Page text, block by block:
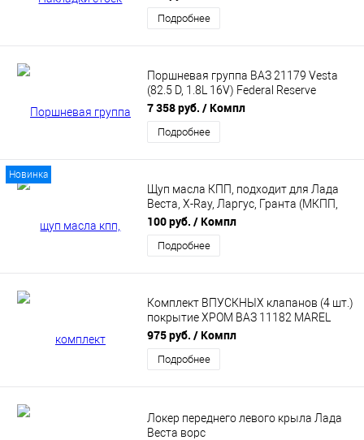
Подробнее
Поршневая группа ВАЗ 21179 Vesta
(82.5 D, 1.8L 16V) Federal Reserve
(2117710040158711)
7 358 руб. / Компл
Подробнее
Новинка
Щуп масла КПП, подходит для Лада
Веста, X-Ray, Ларгус, Гранта (МКПП,
АМТ ВАЗ) 8450038501
100 руб. / Компл
Подробнее
Комплект ВПУСКНЫХ клапанов (4 шт.)
покрытие ХРОМ ВАЗ 11182 MAREL
MVI-11182
975 руб. / Компл
Подробнее
Локер переднего левого крыла Лада
Веста ворс